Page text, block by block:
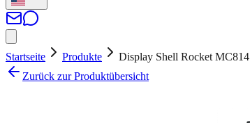
Startseite Produkte
Display Shell Rocket MC814
Zurück zur Produktübersicht